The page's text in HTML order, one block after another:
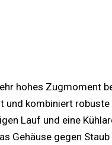
hohes Zugmoment
und kombiniert
Lauf und eine
Gehäuse gegen